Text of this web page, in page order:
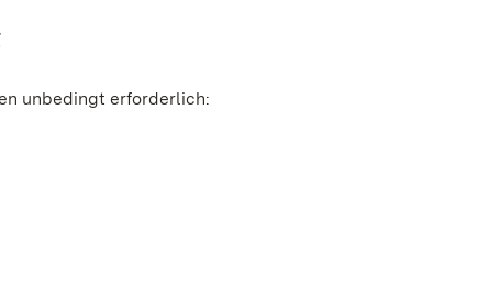
unbedingt erforderlich: